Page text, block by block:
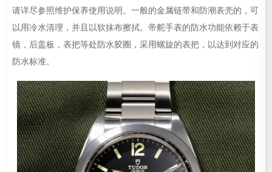
请详尽参照维护保养使用说明。一般的金属链带和防潮表壳的，可
以用冷水清理，并且以软抹布擦拭。帝舵手表的防水功能依赖于表
镜，后盖板，表把等处防水胶圈，采用螺旋的表把，以达到对应的
防水标准。